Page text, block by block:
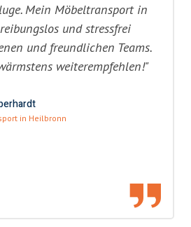
Mein Möbeltransport in
und stressfrei
und freundlichen Teams.
weiterempfehlen!"
in Heilbronn